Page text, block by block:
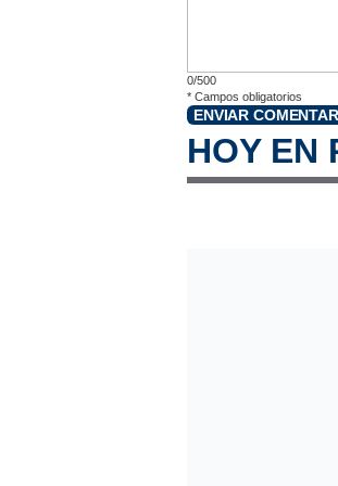
0/500
* Campos obligatorios
ENVIAR
HOY EN